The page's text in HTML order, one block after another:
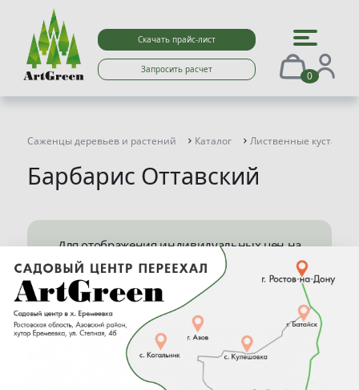
Скачать прайс-лист
Запросить расчет 0
Саженцы деревьев и растений Каталог Лиственные
Барбарис Оттавский
Для отображения индивидуальных цен на
сайте перейдите вЛичный кабинет
Найдено 2 товара